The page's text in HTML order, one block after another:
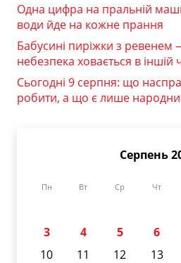
Одна цифра на пральній
води йде на кожне прання
Бабусині пиріжки з ревенем
небезпека ховається в іншій
Сьогодні 9 серпня: що
робити, а що є лише
Серпень
Пн Вт Ср Чт
3
4 5 6
10
11 12 13